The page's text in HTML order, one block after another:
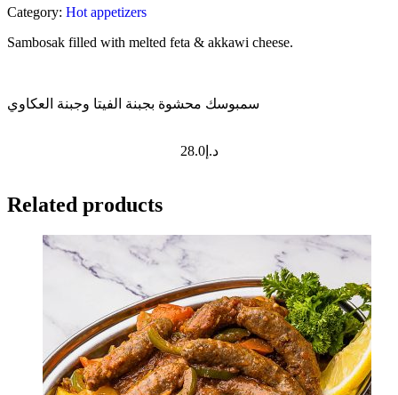
Category: Hot appetizers
Sambosak filled with melted feta & akkawi cheese.
سمبوسك محشوة بجبنة الفيتا وجبنة العكاوي
د.إ28.0
Related products